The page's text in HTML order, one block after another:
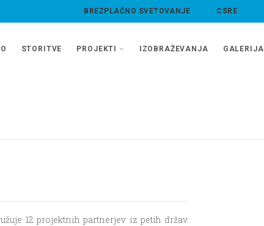
BREZPLAČNO SVETOVANJE CSRE
STORITVE PROJEKTI IZOBRAŽEVANJA GALERIJA
12 projektnih partnerjev iz petih držav.